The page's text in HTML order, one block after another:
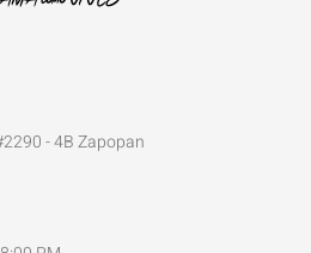
- 4B Zapopan